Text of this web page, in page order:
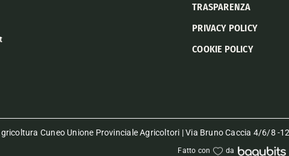
TRASPARENZA
PRIVACY POLICY
COOKIE POLICY
Cuneo Unione Provinciale Agricoltori | Via Bruno Caccia 4/6/8 -
Fatto con da